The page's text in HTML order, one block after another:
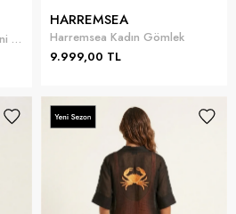
Watercult Makro Notion Bikini Üstü
HARREMSEA
Harremsea Kadın Gömlek
9.999,00 TL